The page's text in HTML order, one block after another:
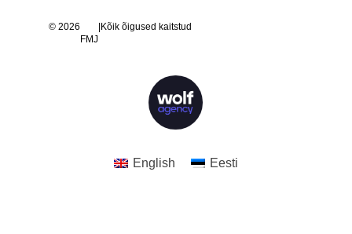
© 2026
FMJ
Kõik õigused kaitstud
English Eesti